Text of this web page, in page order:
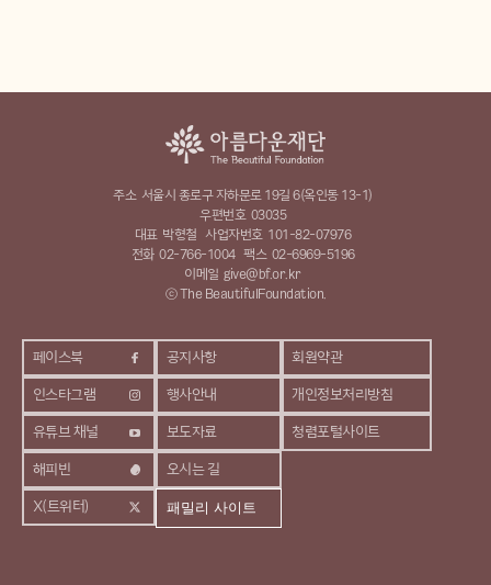
페이스북
인스타그램
유튜브 채널
해피빈
X(트위터)
공지사항
행사안내
보도자료
오시는 길
회원약관
개인정보처리방침
청렴포털사이트
주소 서울시 종로구 자하문로 19길 6(옥인동 13-1)
우편번호 03035
대표 박형철 사업자번호 101-82-07976
전화 02-766-1004 팩스 02-6969-5196
이메일 give@bf.or.kr
ⓒ The BeautifulFoundation.